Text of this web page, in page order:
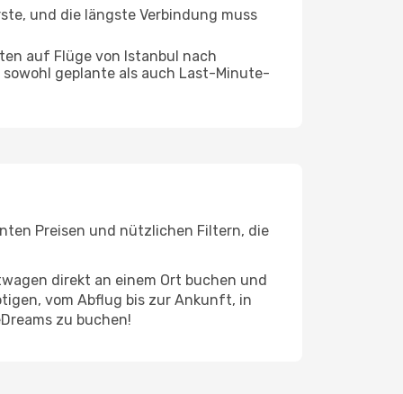
und die längste Verbindung muss
auf Flüge von Istanbul nach
sowohl geplante als auch Last-Minute-
Preisen und nützlichen Filtern, die
direkt an einem Ort buchen und
vom Abflug bis zur Ankunft, in
zu buchen!